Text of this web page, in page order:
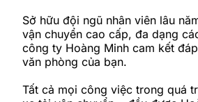
Sở hữu đội ngũ nhân viên lâu
vận chuyển cao cấp, đa dạng
công ty Hoàng Minh cam kết
văn phòng của bạn.
Tất cả mọi công việc trong quá